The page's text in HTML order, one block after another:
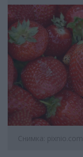
Снимка: pixnio.com